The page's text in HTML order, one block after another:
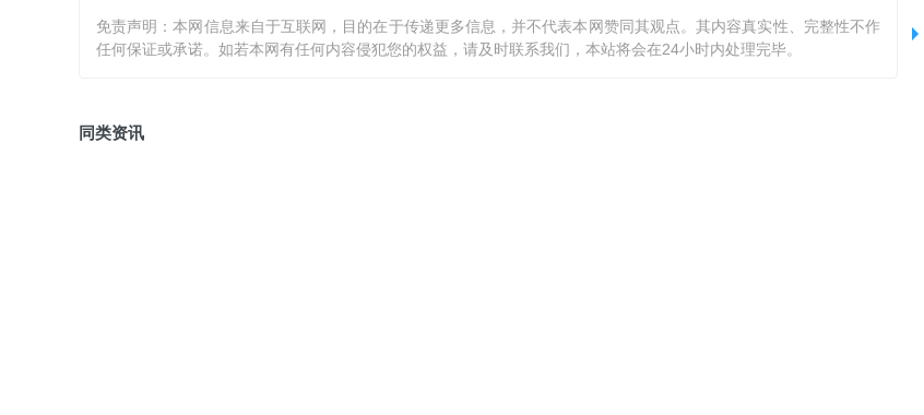
免责声明：本网信息来自于互联网，目的在于传递更多信息，并不代表本网赞同其观点。其内容真实性、完整性不作
任何保证或承诺。如若本网有任何内容侵犯您的权益，请及时联系我们，本站将会在24小时内处理完毕。
同类资讯